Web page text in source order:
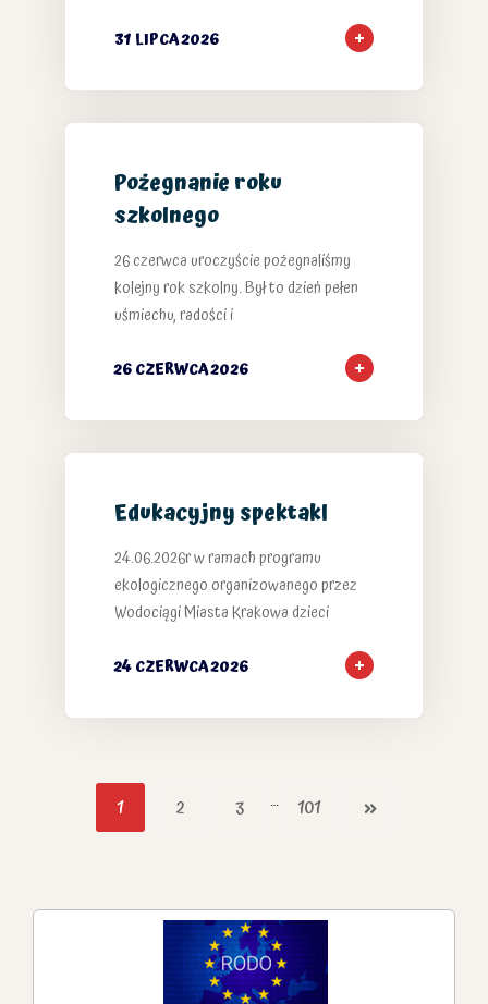
31 LIPCA 2026
Pożegnanie roku
szkolnego
26 czerwca uroczyście pożegnaliśmy
kolejny rok szkolny. Był to dzień pełen
uśmiechu, radości i
26 CZERWCA 2026
Edukacyjny spektakl
24.06.2026r w ramach programu
ekologicznego organizowanego przez
Wodociągi Miasta Krakowa dzieci
24 CZERWCA 2026
1 2 3 … 101